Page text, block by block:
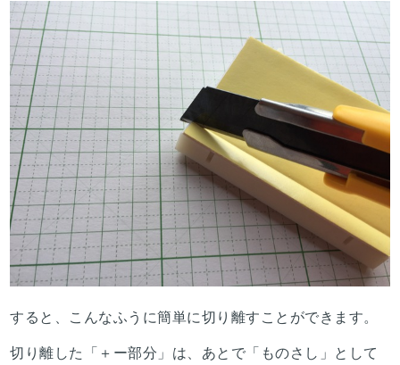
すると、こんなふうに簡単に切り離すことができます。
切り離した「＋ー部分」は、あとで「ものさし」として